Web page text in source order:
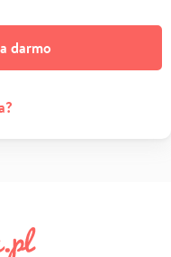
darmo